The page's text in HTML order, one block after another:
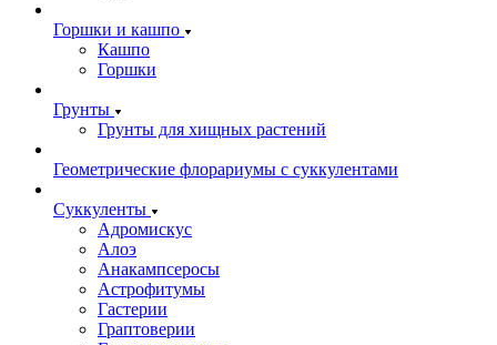
Горшки и кашпо
Кашпо
Горшки
Грунты
Грунты для хищных растений
Геометрические флорариумы с суккулентами
Суккуленты
Адромискус
Алоэ
Анакампсеросы
Астрофитумы
Гастерии
Граптоверии